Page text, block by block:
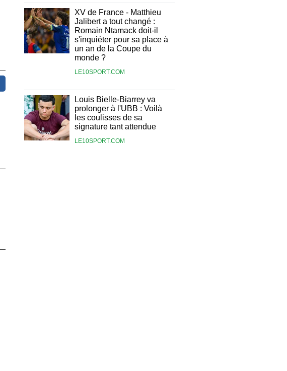
XV de France - Matthieu
Jalibert a tout changé :
Romain Ntamack doit-il
s'inquiéter pour sa place à
un an de la Coupe du
monde ?
LE10SPORT.COM
Louis Bielle-Biarrey va
prolonger à l'UBB : Voilà
les coulisses de sa
signature tant attendue
LE10SPORT.COM